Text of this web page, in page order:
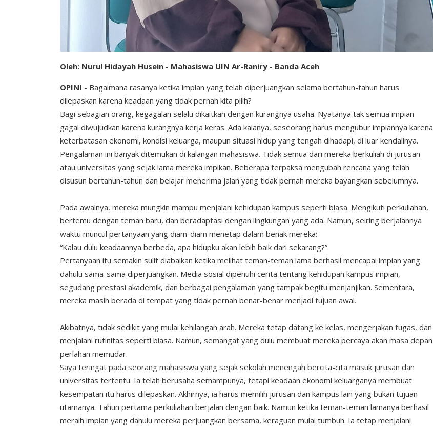
Oleh: Nurul Hidayah Husein - Mahasiswa UIN Ar-Raniry - Banda Aceh
OPINI - Bagaimana rasanya ketika impian yang telah diperjuangkan selama bertahun-tahun harus
dilepaskan karena keadaan yang tidak pernah kita pilih?
Bagi sebagian orang, kegagalan selalu dikaitkan dengan kurangnya usaha. Nyatanya tak semua impian
gagal diwujudkan karena kurangnya kerja keras. Ada kalanya, seseorang harus mengubur impiannya karena
keterbatasan ekonomi, kondisi keluarga, maupun situasi hidup yang tengah dihadapi, di luar kendalinya.
Pengalaman ini banyak ditemukan di kalangan mahasiswa. Tidak semua dari mereka berkuliah di jurusan
atau universitas yang sejak lama mereka impikan. Beberapa terpaksa mengubah rencana yang telah
disusun bertahun-tahun dan belajar menerima jalan yang tidak pernah mereka bayangkan sebelumnya.
Pada awalnya, mereka mungkin mampu menjalani kehidupan kampus seperti biasa. Mengikuti perkuliahan,
bertemu dengan teman baru, dan beradaptasi dengan lingkungan yang ada. Namun, seiring berjalannya
waktu muncul pertanyaan yang diam-diam menetap dalam benak mereka:
“Kalau dulu keadaannya berbeda, apa hidupku akan lebih baik dari sekarang?”
Pertanyaan itu semakin sulit diabaikan ketika melihat teman-teman lama berhasil mencapai impian yang
dahulu sama-sama diperjuangkan. Media sosial dipenuhi cerita tentang kehidupan kampus impian,
segudang prestasi akademik, dan berbagai pengalaman yang tampak begitu menjanjikan. Sementara,
mereka masih berada di tempat yang tidak pernah benar-benar menjadi tujuan awal.
Akibatnya, tidak sedikit yang mulai kehilangan arah. Mereka tetap datang ke kelas, mengerjakan tugas, dan
menjalani rutinitas seperti biasa. Namun, semangat yang dulu membuat mereka percaya akan masa depan
perlahan memudar.
Saya teringat pada seorang mahasiswa yang sejak sekolah menengah bercita-cita masuk jurusan dan
universitas tertentu. Ia telah berusaha semampunya, tetapi keadaan ekonomi keluarganya membuat
kesempatan itu harus dilepaskan. Akhirnya, ia harus memilih jurusan dan kampus lain yang bukan tujuan
utamanya. Tahun pertama perkuliahan berjalan dengan baik. Namun ketika teman-teman lamanya berhasil
meraih impian yang dahulu mereka perjuangkan bersama, keraguan mulai tumbuh. Ia tetap menjalani